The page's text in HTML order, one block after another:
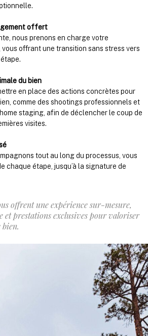
offert
nous prenons en charge votre
offrant une transition sans stress vers
du bien
en place des actions concrètes pour
comme des shootings professionnels et
staging, afin de déclencher le coup de
visites.
tout au long du processus, vous
chaque étape, jusqu’à la signature de
offrent une expérience sur-mesure,
et prestations exclusives pour valoriser